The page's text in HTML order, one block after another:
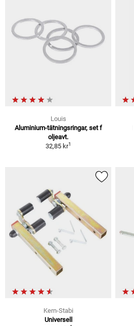
Louis
Aluminium-tätningsringar, set f
oljeavt.
32,85 kr1
Kern-Stabi
Universell